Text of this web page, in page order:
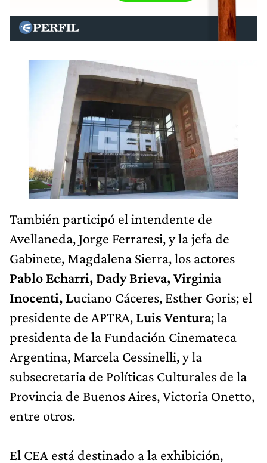
También participó el intendente de
Avellaneda, Jorge Ferraresi, y la jefa de
Gabinete, Magdalena Sierra, los actores
Pablo Echarri, Dady Brieva, Virginia
Inocenti, Luciano Cáceres, Esther Goris; el
presidente de APTRA, Luis Ventura; la
presidenta de la Fundación Cinemateca
Argentina, Marcela Cessinelli, y la
subsecretaria de Políticas Culturales de la
Provincia de Buenos Aires, Victoria Onetto,
entre otros.
El CEA está destinado a la exhibición,